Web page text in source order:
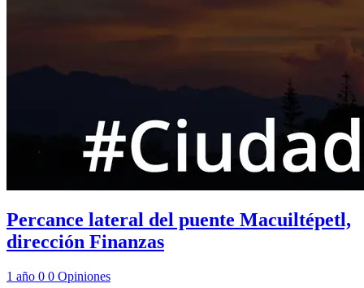
Percance lateral del puente Macuiltépetl,
dirección Finanzas
1 año 0 0 Opiniones